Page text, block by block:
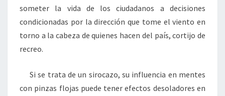
someter la vida de los ciudadanos a decisiones
condicionadas por la dirección que tome el viento en
torno a la cabeza de quienes hacen del país, cortijo de
recreo.
Si se trata de un sirocazo, su influencia en mentes
con pinzas flojas puede tener efectos desoladores en